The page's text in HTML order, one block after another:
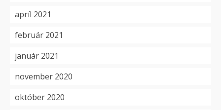
apríl 2021
február 2021
január 2021
november 2020
október 2020